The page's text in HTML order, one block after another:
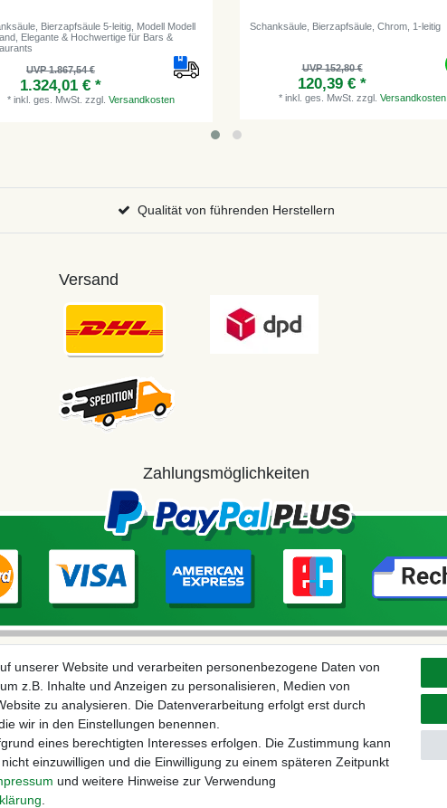
Bierzapfsäule 5-leitig, Modell Modell
Elegante & Hochwertige für Bars &
UVP 1.867,54 €
1.324,01 € *
* inkl. ges. MwSt. zzgl. Versandkosten
Schanksäule, Bierzapfsäule, Chrom, 1-leitig
UVP 152,80 €
120,39 € *
* inkl. ges. MwSt. zzgl. Versandkosten
Qualität von führenden Herstellern
Versand
Zahlungsmöglichkeiten
Daten­schutz­erklärung AGB Widerrufs­recht Vertrag widerrufen
unserer Website und verarbeiten personenbezogene Daten von
z.B. Inhalte und Anzeigen zu personalisieren, Medien von
zu analysieren. Die Datenverarbeitung erfolgt erst durch
wir in den Einstellungen benennen.
eines berechtigten Interesses erfolgen. Die Zustimmung kann
einzuwilligen und die Einwilligung zu einem späteren Zeitpunkt
und weitere Hinweise zur Verwendung